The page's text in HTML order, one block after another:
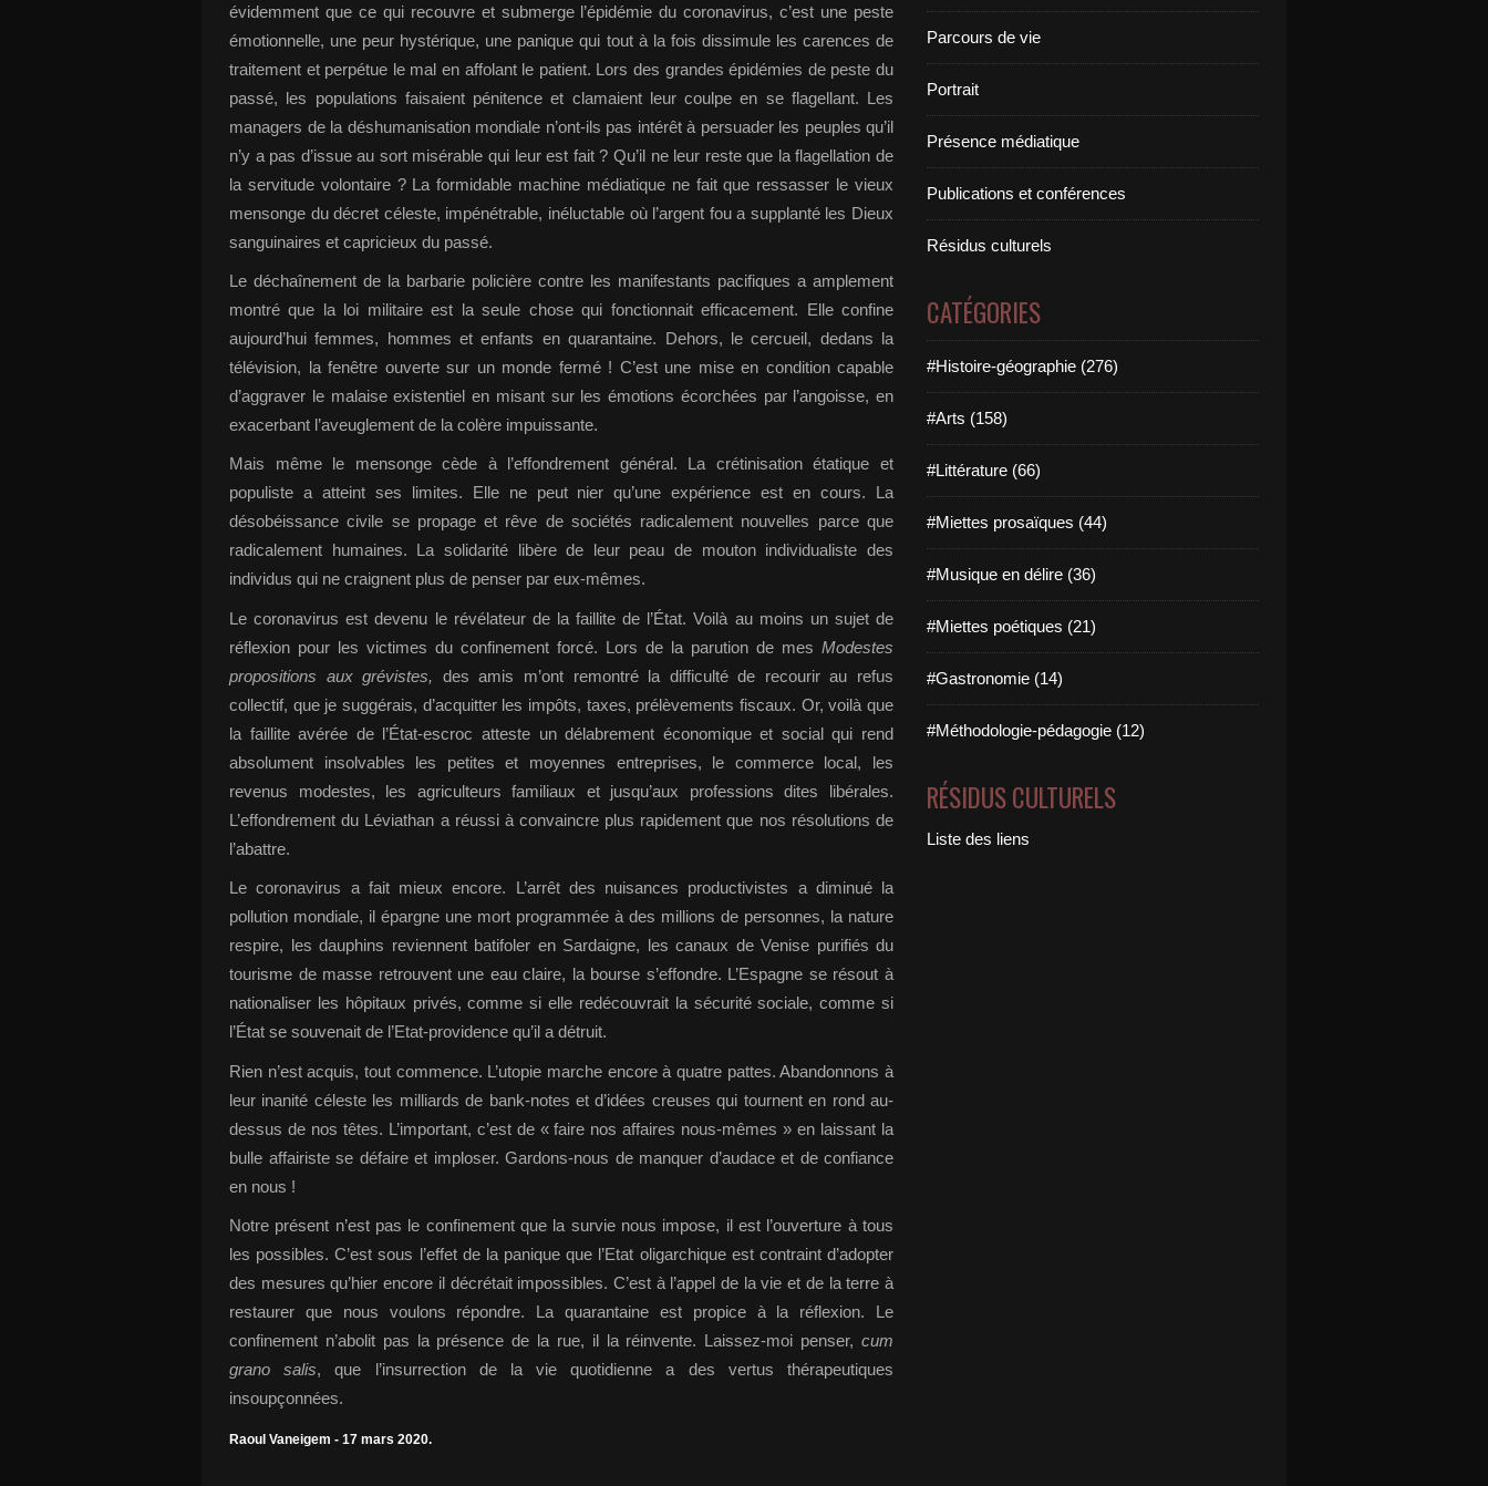
évidemment que ce qui recouvre et submerge l’épidémie du coronavirus, c’est une peste
émotionnelle, une peur hystérique, une panique qui tout à la fois dissimule les carences de
traitement et perpétue le mal en affolant le patient. Lors des grandes épidémies de peste du
passé, les populations faisaient pénitence et clamaient leur coulpe en se flagellant. Les
managers de la déshumanisation mondiale n’ont-ils pas intérêt à persuader les peuples qu’il
n’y a pas d’issue au sort misérable qui leur est fait ? Qu’il ne leur reste que la flagellation de
la servitude volontaire ? La formidable machine médiatique ne fait que ressasser le vieux
mensonge du décret céleste, impénétrable, inéluctable où l’argent fou a supplanté les Dieux
sanguinaires et capricieux du passé.
Le déchaînement de la barbarie policière contre les manifestants pacifiques a amplement
montré que la loi militaire est la seule chose qui fonctionnait efficacement. Elle confine
aujourd’hui femmes, hommes et enfants en quarantaine. Dehors, le cercueil, dedans la
télévision, la fenêtre ouverte sur un monde fermé ! C’est une mise en condition capable
d’aggraver le malaise existentiel en misant sur les émotions écorchées par l’angoisse, en
exacerbant l’aveuglement de la colère impuissante.
Mais même le mensonge cède à l’effondrement général. La crétinisation étatique et
populiste a atteint ses limites. Elle ne peut nier qu’une expérience est en cours. La
désobéissance civile se propage et rêve de sociétés radicalement nouvelles parce que
radicalement humaines. La solidarité libère de leur peau de mouton individualiste des
individus qui ne craignent plus de penser par eux-mêmes.
Le coronavirus est devenu le révélateur de la faillite de l’État. Voilà au moins un sujet de
réflexion pour les victimes du confinement forcé. Lors de la parution de mes Modestes
propositions aux grévistes, des amis m’ont remontré la difficulté de recourir au refus
collectif, que je suggérais, d’acquitter les impôts, taxes, prélèvements fiscaux. Or, voilà que
la faillite avérée de l’État-escroc atteste un délabrement économique et social qui rend
absolument insolvables les petites et moyennes entreprises, le commerce local, les
revenus modestes, les agriculteurs familiaux et jusqu’aux professions dites libérales.
L’effondrement du Léviathan a réussi à convaincre plus rapidement que nos résolutions de
l’abattre.
Le coronavirus a fait mieux encore. L’arrêt des nuisances productivistes a diminué la
pollution mondiale, il épargne une mort programmée à des millions de personnes, la nature
respire, les dauphins reviennent batifoler en Sardaigne, les canaux de Venise purifiés du
tourisme de masse retrouvent une eau claire, la bourse s’effondre. L’Espagne se résout à
nationaliser les hôpitaux privés, comme si elle redécouvrait la sécurité sociale, comme si
l’État se souvenait de l’Etat-providence qu’il a détruit.
Rien n’est acquis, tout commence. L’utopie marche encore à quatre pattes. Abandonnons à
leur inanité céleste les milliards de bank-notes et d’idées creuses qui tournent en rond au-
dessus de nos têtes. L’important, c’est de « faire nos affaires nous-mêmes » en laissant la
bulle affairiste se défaire et imploser. Gardons-nous de manquer d’audace et de confiance
en nous !
Notre présent n’est pas le confinement que la survie nous impose, il est l’ouverture à tous
les possibles. C’est sous l’effet de la panique que l’Etat oligarchique est contraint d’adopter
des mesures qu’hier encore il décrétait impossibles. C’est à l’appel de la vie et de la terre à
restaurer que nous voulons répondre. La quarantaine est propice à la réflexion. Le
confinement n’abolit pas la présence de la rue, il la réinvente. Laissez-moi penser, cum
grano salis, que l’insurrection de la vie quotidienne a des vertus thérapeutiques
insoupçonnées.
Raoul Vaneigem - 17 mars 2020.
Parcours de vie
Portrait
Présence médiatique
Publications et conférences
Résidus culturels
CATÉGORIES
#Histoire-géographie (276)
#Arts (158)
#Littérature (66)
#Miettes prosaïques (44)
#Musique en délire (36)
#Miettes poétiques (21)
#Gastronomie (14)
#Méthodologie-pédagogie (12)
RÉSIDUS CULTURELS
Liste des liens